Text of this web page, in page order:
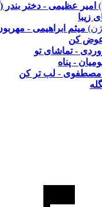
امیر عظیمی - دختر بندر
زیبا
میثم ابراهیمی -
عوض کن
- تماشای تو
- پناه
مصطفوی - لب تر کن